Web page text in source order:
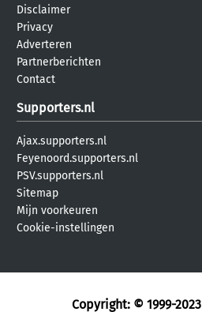
Disclaimer
Privacy
Adverteren
Partnerberichten
Contact
Supporters.nl
Ajax.supporters.nl
Feyenoord.supporters.nl
PSV.supporters.nl
Sitemap
Mijn voorkeuren
Cookie-instellingen
Copyright: © 1999-2023